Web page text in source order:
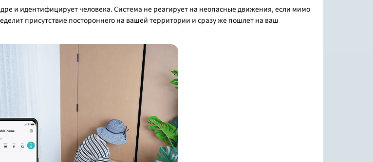
и идентифицирует человека. Система не реагирует на неопасные движения, если мимо
присутствие постороннего на вашей территории и сразу же пошлет на ваш